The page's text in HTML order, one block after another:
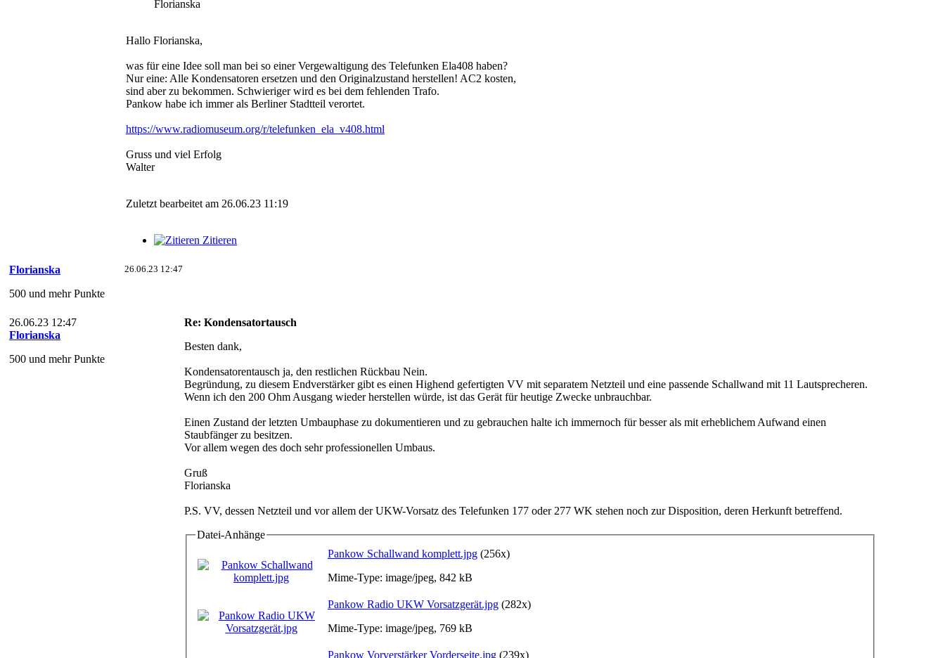
Florianska
Hallo Florianska,
was für eine Idee soll man bei so einer Vergewaltigung des Telefunken Ela408 haben?
Nur eine: Alle Kondensatoren ersetzen und den Originalzustand herstellen! AC2 kosten,
sind aber zu bekommen. Schwieriger wird es bei dem fehlenden Trafo.
Pankow habe ich immer als Berliner Stadtteil verortet.
https://www.radiomuseum.org/r/telefunken_ela_v408.html
Gruss und viel Erfolg
Walter
Zuletzt bearbeitet am 26.06.23 11:19
Zitieren
26.06.23 12:47
Florianska
500 und mehr Punkte
26.06.23 12:47
Florianska
500 und mehr Punkte
Re: Kondensatortausch
Besten dank,
Kondensatorentausch ja, den restlichen Rückbau Nein.
Begründung, zu diesem Endverstärker gibt es einen Highend gefertigten VV mit separatem Netzteil und eine passende Schallwand mit 11 Lautsprecheren.
Wenn ich den 200 Ohm Ausgang wieder herstellen würde, ist das Gerät für heutige Zwecke unbrauchbar.
Einen Zustand der letzten Umbauphase zu dokumentieren und zu gebrauchen halte ich immernoch für besser als mit erheblichem Aufwand einen
Staubfänger zu besitzen.
Vor allem wegen des doch sehr professionellen Umbaus.
Gruß
Florianska
P.S. VV, dessen Netzteil und vor allem der UKW-Vorsatz des Telefunken 177 oder 277 WK stehen noch zur Disposition, deren Herkunft betreffend.
Datei-Anhänge
Pankow Schallwand komplett.jpg (256x)
Mime-Type: image/jpeg, 842 kB
Pankow Radio UKW Vorsatzgerät.jpg (282x)
Mime-Type: image/jpeg, 769 kB
Pankow Vorverstärker Vorderseite.jpg (239x)